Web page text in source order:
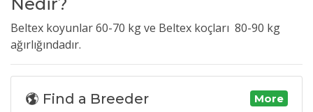
Nedir?
Beltex koyunlar 60-70 kg ve Beltex koçları 80-90 kg
ağırlığındadır.
Find a Breeder More